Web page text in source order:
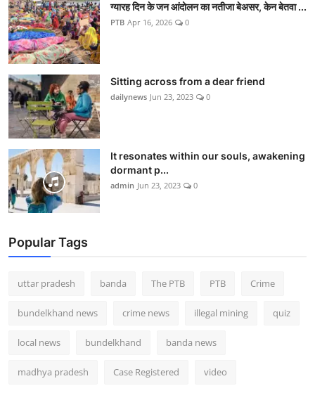
ग्यारह दिन के जन आंदोलन का नतीजा बेअसर, केन बेतवा ...
PTB Apr 16, 2026 0
Sitting across from a dear friend
dailynews Jun 23, 2023 0
It resonates within our souls, awakening
dormant p...
admin Jun 23, 2023 0
Popular Tags
uttar pradesh banda The PTB PTB Crime
bundelkhand news crime news illegal mining quiz
local news bundelkhand banda news
madhya pradesh Case Registered video